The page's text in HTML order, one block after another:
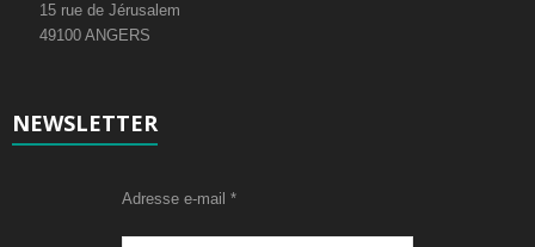
15 rue de Jérusalem
49100 ANGERS
NEWSLETTER
Adresse e-mail *